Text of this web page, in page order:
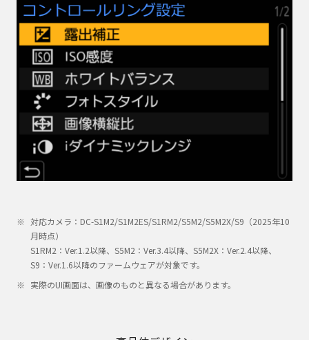
対応カメラ：DC-S1M2/S1M2ES/S1RM2/S5M2/S5M2X/S9（2025年10
月時点）
S1RM2：Ver.1.2以降、S5M2：Ver.3.4以降、S5M2X：Ver.2.4以降、
S9：Ver.1.6以降のファームウェアが対象です。
実際のUI画面は、画像のものと異なる場合があります。